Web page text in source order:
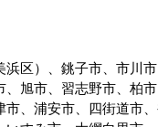
区）、銚子市、市川
旭市、習志野市、柏市
、浦安市、四街道市、